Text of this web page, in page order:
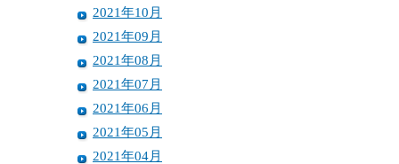
2021年10月
2021年09月
2021年08月
2021年07月
2021年06月
2021年05月
2021年04月